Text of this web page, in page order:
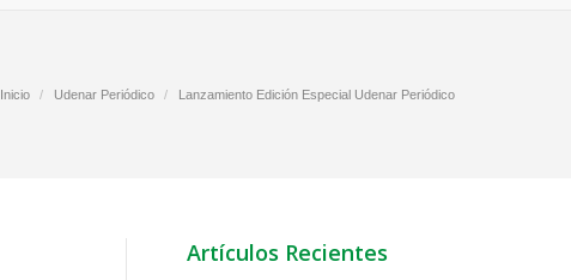
Inicio Udenar Periódico Lanzamiento Edición Especial Udenar Periódico
Artículos Recientes